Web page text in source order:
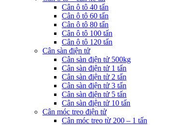
Cân ô tô 40 tấn
Cân ô tô 60 tấn
Cân ô tô 80 tấn
Cân ô tô 100 tấn
Cân ô tô 120 tấn
Cân sàn điện tử
Cân sàn điện tử 500kg
Cân sàn điện tử 1 tấn
Cân sàn điện tử 2 tấn
Cân sàn điện tử 3 tấn
Cân sàn điện tử 5 tấn
Cân sàn điện tử 10 tấn
Cân móc treo điện tử
Cân móc treo từ 200 – 1 tấn